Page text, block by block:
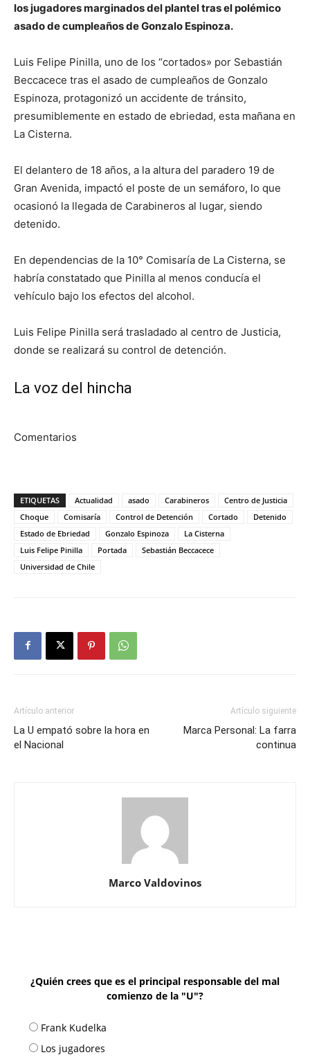
los jugadores marginados del plantel tras el polémico
asado de cumpleaños de Gonzalo Espinoza.
Luis Felipe Pinilla, uno de los “cortados» por Sebastián
Beccacece tras el asado de cumpleaños de Gonzalo
Espinoza, protagonizó un accidente de tránsito,
presumiblemente en estado de ebriedad, esta mañana en
La Cisterna.
El delantero de 18 años, a la altura del paradero 19 de
Gran Avenida, impactó el poste de un semáforo, lo que
ocasionó la llegada de Carabineros al lugar, siendo
detenido.
En dependencias de la 10° Comisaría de La Cisterna, se
habría constatado que Pinilla al menos conducía el
vehículo bajo los efectos del alcohol.
Luis Felipe Pinilla será trasladado al centro de Justicia,
donde se realizará su control de detención.
La voz del hincha
Comentarios
ETIQUETAS Actualidad asado Carabineros
Centro de Justicia
Choque
Comisaría Control de Detención Cortado
Detenido
Estado de Ebriedad
Gonzalo Espinoza
La Cisterna
Luis Felipe Pinilla
Portada
Sebastián Beccacece
Universidad de Chile
Artículo anterior
La U empató sobre la hora en
el Nacional
Artículo siguiente
Marca Personal: La farra
continua
Marco Valdovinos
¿Quién crees que es el principal responsable del mal
comienzo de la "U"?
Frank Kudelka
Los jugadores